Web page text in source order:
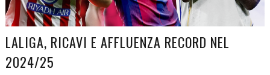
LALIGA, RICAVI E AFFLUENZA RECORD NEL
2024/25